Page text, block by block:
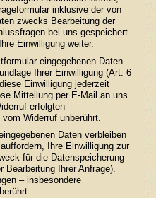
inklusive der von
zwecks Bearbeitung der
bei uns gespeichert.
Einwilligung weiter.
eingegebenen Daten
Ihrer Einwilligung (Art. 6
Einwilligung jederzeit
Mitteilung per E-Mail an uns.
erfolgten
Widerruf unberührt.
Daten verbleiben
Ihre Einwilligung zur
für die Datenspeicherung
Ihrer Anfrage).
– insbesondere